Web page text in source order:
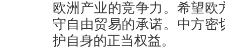
欧洲产业的竞争力。希望
守自由贸易的承诺。中方
护自身的正当权益。